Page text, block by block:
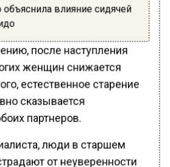
влияние сидячей
после наступления
женщин снижается
естественное старение
сказывается
партнеров.
люди в старшем
от неуверенности